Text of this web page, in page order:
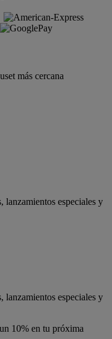
más cercana
lanzamientos especiales y
lanzamientos especiales y
10% en tu próxima